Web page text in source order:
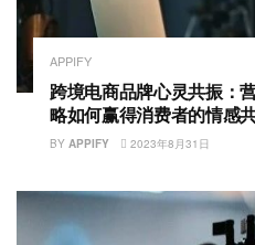
APPIFY
跨境电商品牌心灵共振：
略如何赢得消费者的情感
BY APPIFY 2023年8月31日